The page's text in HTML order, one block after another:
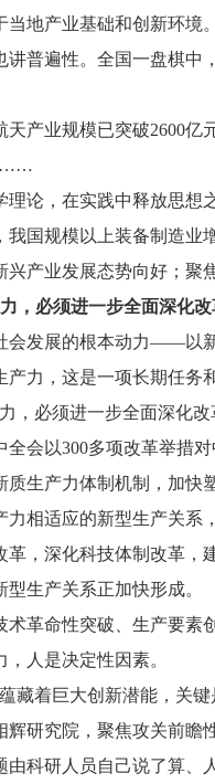
地产业基础和创新环境。
讲普遍性。全国一盘棋中
天产业规模已突破2600亿
理论，在实践中释放思想
我国规模以上装备制造业
兴产业发展态势向好；聚
，必须进一步全面深化
会发展的根本动力——以
产力，这是一项长期任务
，必须进一步全面深化
全会以300多项改革举措
生产力体制机制，加快
力相适应的新型生产关系
革，深化科技体制改革
生产关系正加快形成。
术革命性突破、生产要素
人是决定性因素。
藏着巨大创新潜能，关
辉研究院，聚焦攻关前瞻
由科研人员自己说了算